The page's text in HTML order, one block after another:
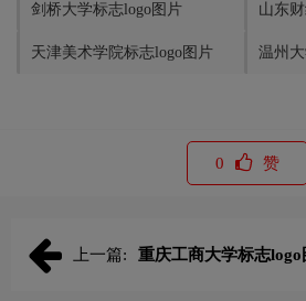
剑桥大学标志logo图片 山东
天津美术学院标志logo图片 温州
0 赞
上一篇: 重庆工商大学标志logo